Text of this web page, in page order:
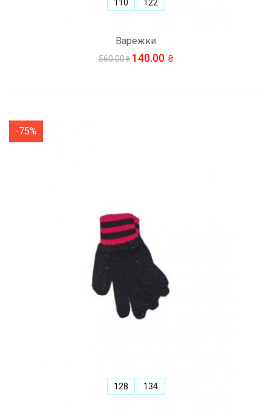
Варежки
560.00 140.00
110 122
-75%
128 134